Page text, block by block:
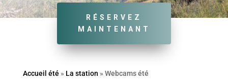
RÉSERVEZ
MAINTENANT
Accueil été » La station » Webcams été